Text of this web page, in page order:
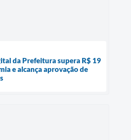
da Prefeitura supera R$ 19
e alcança aprovação de